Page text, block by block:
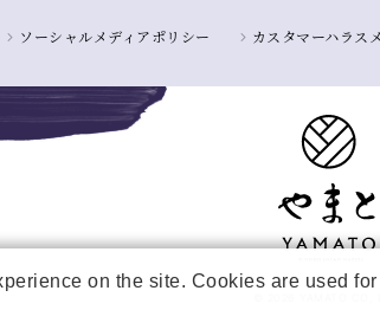
ソーシャルメディアポリシー カスタマーハラス
on the site. Cookies are used